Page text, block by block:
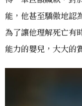
能，他甚至驕傲地認
為了讓他理解死亡有
能力的嬰兒，大大的